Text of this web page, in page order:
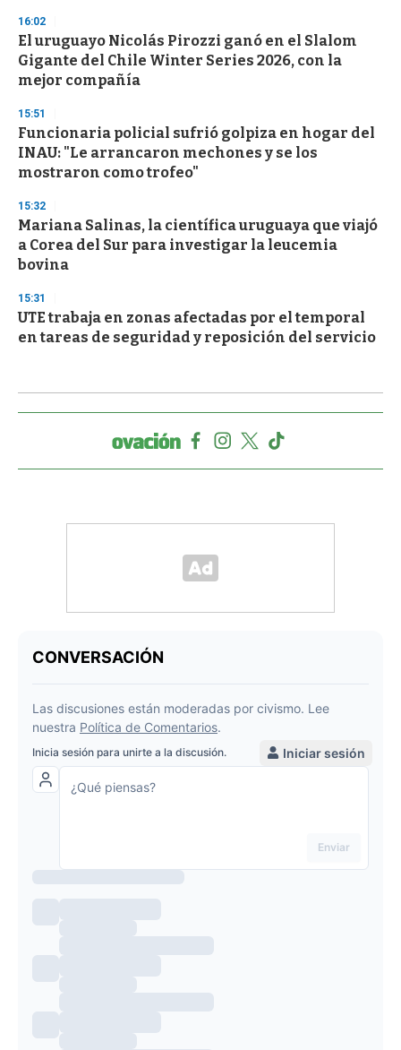
16:02
El uruguayo Nicolás Pirozzi ganó en el Slalom
Gigante del Chile Winter Series 2026, con la
mejor compañía
15:51
Funcionaria policial sufrió golpiza en hogar del
INAU: "Le arrancaron mechones y se los
mostraron como trofeo"
15:32
Mariana Salinas, la científica uruguaya que viajó
a Corea del Sur para investigar la leucemia
bovina
15:31
UTE trabaja en zonas afectadas por el temporal
en tareas de seguridad y reposición del servicio